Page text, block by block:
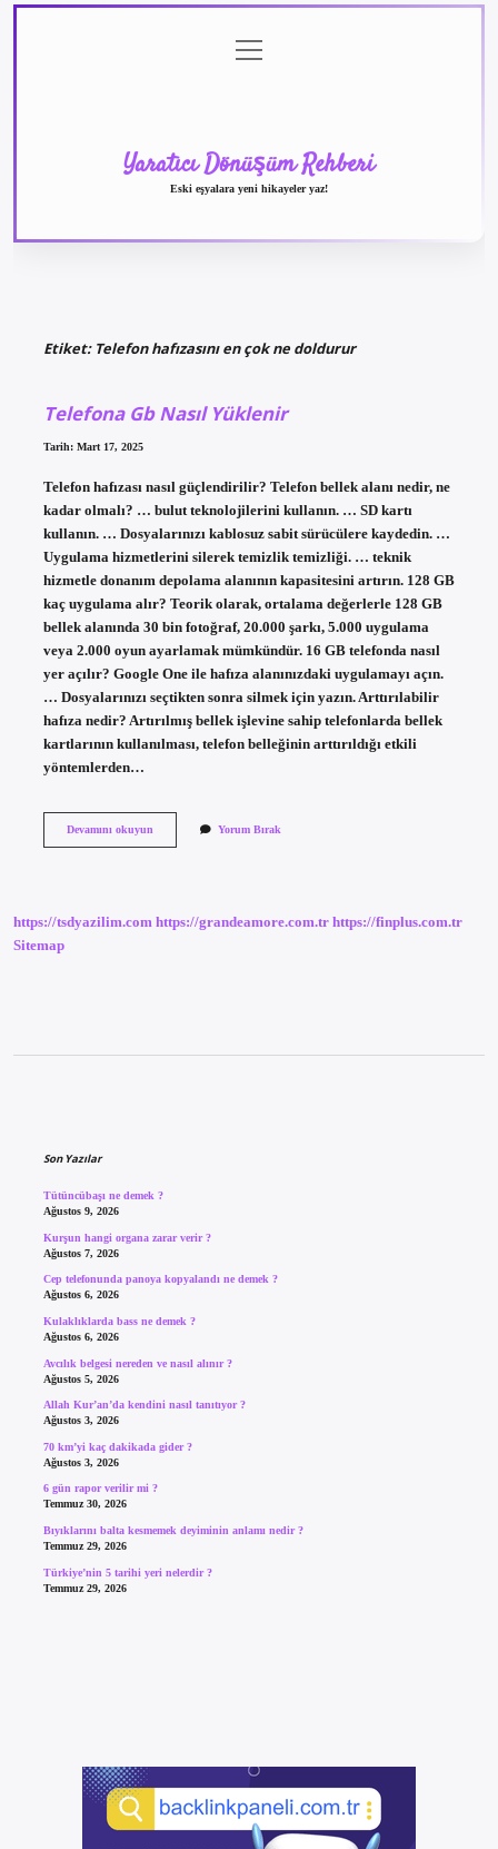
menüyü
aç
Yaratıcı Dönüşüm Rehberi
Eski eşyalara yeni hikayeler yaz!
Etiket: Telefon hafızasını en çok ne doldurur
Telefona Gb Nasıl Yüklenir
Tarih: Mart 17, 2025
Telefon hafızası nasıl güçlendirilir? Telefon bellek alanı nedir, ne
kadar olmalı? … bulut teknolojilerini kullanın. … SD kartı
kullanın. … Dosyalarınızı kablosuz sabit sürücülere kaydedin. …
Uygulama hizmetlerini silerek temizlik temizliği. … teknik
hizmetle donanım depolama alanının kapasitesini artırın. 128 GB
kaç uygulama alır? Teorik olarak, ortalama değerlerle 128 GB
bellek alanında 30 bin fotoğraf, 20.000 şarkı, 5.000 uygulama
veya 2.000 oyun ayarlamak mümkündür. 16 GB telefonda nasıl
yer açılır? Google One ile hafıza alanınızdaki uygulamayı açın.
… Dosyalarınızı seçtikten sonra silmek için yazın. Arttırılabilir
hafıza nedir? Artırılmış bellek işlevine sahip telefonlarda bellek
kartlarının kullanılması, telefon belleğinin arttırıldığı etkili
yöntemlerden…
Devamını okuyunTelefona
Yorum Bırak
https://tsdyazilim.com https://grandeamore.com.tr https://finplus.com.tr
Sitemap
Son Yazılar
Tütüncübaşı ne demek ?
Ağustos 9, 2026
Kurşun hangi organa zarar verir ?
Ağustos 7, 2026
Cep telefonunda panoya kopyalandı ne demek ?
Ağustos 6, 2026
Kulaklıklarda bass ne demek ?
Ağustos 6, 2026
Avcılık belgesi nereden ve nasıl alınır ?
Ağustos 5, 2026
Allah Kur’an’da kendini nasıl tanıtıyor ?
Ağustos 3, 2026
70 km’yi kaç dakikada gider ?
Ağustos 3, 2026
6 gün rapor verilir mi ?
Temmuz 30, 2026
Bıyıklarını balta kesmemek deyiminin anlamı nedir ?
Temmuz 29, 2026
Türkiye’nin 5 tarihi yeri nelerdir ?
Temmuz 29, 2026